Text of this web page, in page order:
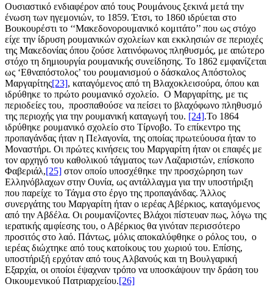
Ουσιαστικό ενδιαφέρον από τους Ρουμάνους ξεκινά μετά την
ένωση των ηγεμονιών, το 1859. Έτσι, το 1860 ιδρύεται στο
Βουκουρέστι το ‘‘Μακεδονορουμανικό κομιτάτο’’ που ως στόχο
είχε την ίδρυση ρουμανικών σχολείων και εκκλησιών σε περιοχές
της Μακεδονίας όπου ζούσε λατινόφωνος πληθυσμός, με απώτερο
στόχο τη δημιουργία ρουμανικής συνείδησης. Το 1862 εμφανίζεται
ως ‘Εθναπόστολος’ του ρουμανισμού ο δάσκαλος Απόστολος
Μαργαρίτης[23], καταγόμενος από τη Βλαχοκλεισούρα, όπου και
ιδρύθηκε το πρώτο ρουμανικό σχολείο. Ο Μαργαρίτης, με τις
περιοδείες του, προσπαθούσε να πείσει το βλαχόφωνο πληθυσμό
της περιοχής για την ρουμανική καταγωγή του. [24].Το 1864
ιδρύθηκε ρουμανικό σχολείο στο Τίρνοβο. Το επίκεντρο της
προπαγάνδας ήταν η Πελαγονία, της οποίας πρωτεύουσα ήταν το
Μοναστήρι. Οι πρώτες κινήσεις του Μαργαρίτη ήταν οι επαφές με
τον αρχηγό του καθολικού τάγματος των Λαζαριστών, επίσκοπο
Φαβεριάλ,[25] στον οποίο υποσχέθηκε την προσχώρηση των
Ελληνόβλαχων στην Ουνία, ως αντάλλαγμα για την υποστήριξη
που παρείχε το Τάγμα στο έργο της προπαγάνδας. Άλλος
συνεργάτης του Μαργαρίτη ήταν ο ιερέας Αβέρκιος, καταγόμενος
από την Αβδέλα. Οι ρουμανίζοντες Βλάχοι πίστευαν πως, λόγω της
ιερατικής αμφίεσης του, ο Αβέρκιος θα γινόταν περισσότερο
προσιτός στο λαό. Πάντως, μόλις αποκαλύφθηκε ο ρόλος του, ο
ιερέας διώχτηκε από τους κατοίκους του χωριού του. Επίσης,
υποστήριξή ερχόταν από τους Αλβανούς και τη Βουλγαρική
Εξαρχία, οι οποίοι έψαχναν τρόπο να υποσκάψουν την δράση του
Οικουμενικού Πατριαρχείου.[26]